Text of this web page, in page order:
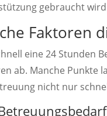
gebraucht
Faktoren
eine 24 Stunden
ab. Manche Punkte
nicht nur